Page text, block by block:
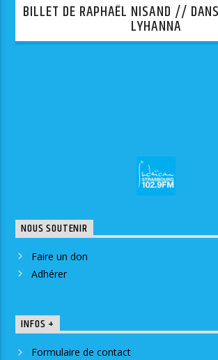
BILLET DE RAPHAËL NISAND //
LYHANNA
NOUS SOUTENIR
Faire un don
Adhérer
INFOS +
Formulaire de contact